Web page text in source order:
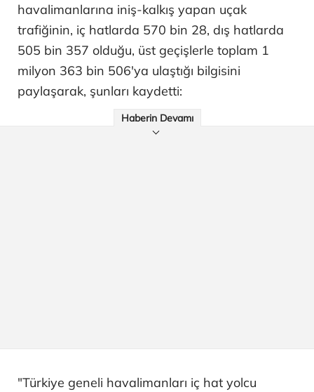
havalimanlarına iniş-kalkış yapan uçak
trafiğinin, iç hatlarda 570 bin 28, dış hatlarda
505 bin 357 olduğu, üst geçişlerle toplam 1
milyon 363 bin 506'ya ulaştığı bilgisini
paylaşarak, şunları kaydetti:
Haberin Devamı
"Türkiye geneli havalimanları iç hat yolcu